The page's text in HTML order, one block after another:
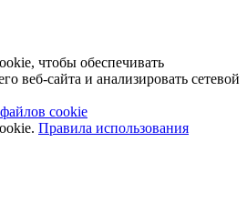
чтобы обеспечивать
веб-сайта и анализировать сетевой
cookie
Правила использования